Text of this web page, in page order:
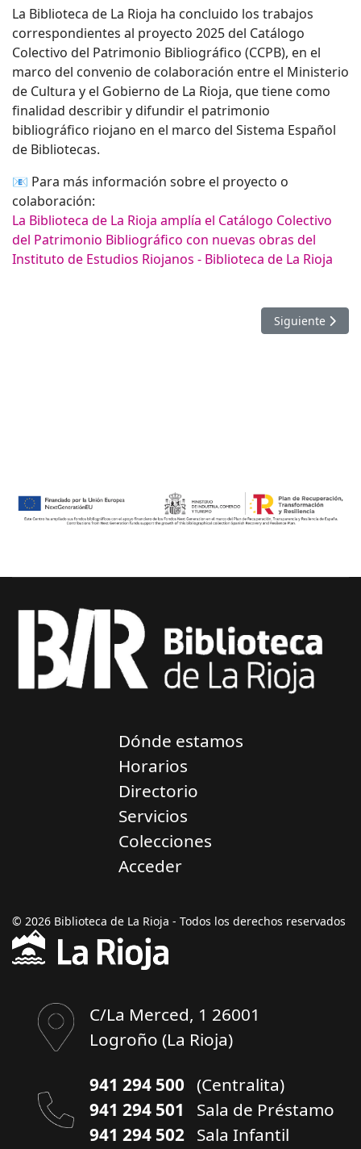
La Biblioteca de La Rioja ha concluido los trabajos
correspondientes al proyecto 2025 del Catálogo
Colectivo del Patrimonio Bibliográfico (CCPB), en el
marco del convenio de colaboración entre el Ministerio
de Cultura y el Gobierno de La Rioja, que tiene como
finalidad describir y difundir el patrimonio
bibliográfico riojano en el marco del Sistema Español
de Bibliotecas.
📧 Para más información sobre el proyecto o
colaboración:
La Biblioteca de La Rioja amplía el Catálogo Colectivo
del Patrimonio Bibliográfico con nuevas obras del
Instituto de Estudios Riojanos - Biblioteca de La Rioja
Artículo
Siguiente
Dónde estamos
Horarios
Directorio
Servicios
Colecciones
Acceder
© 2026 Biblioteca de La Rioja - Todos los derechos reservados
C/La Merced, 1 26001
Logroño (La Rioja)
941 294 500 (Centralita)
941 294 501
Sala de Préstamo
941 294 502 Sala Infantil